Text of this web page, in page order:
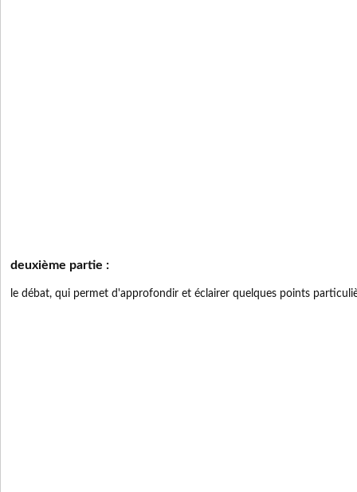
deuxième partie :
le débat, qui permet d'approfondir et éclairer quelques points